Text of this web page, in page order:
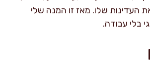
העדינות שלו. מאז זו המנה שלי
בלי עבודה.